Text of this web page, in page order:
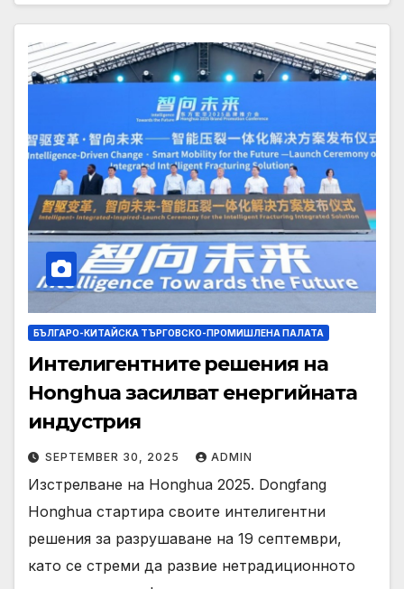
БЪЛГАРО-КИТАЙСКА ТЪРГОВСКО-ПРОМИШЛЕНА ПАЛАТА
Интелигентните решения на
Honghua засилват енергийната
индустрия
SEPTEMBER 30, 2025 ADMIN
Изстрелване на Honghua 2025. Dongfang
Honghua стартира своите интелигентни
решения за разрушаване на 19 септември,
като се стреми да развие нетрадиционното